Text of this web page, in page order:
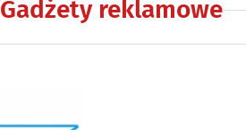
Gadżety reklamowe